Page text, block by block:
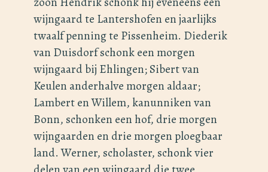
wijngaard te Lantershofen en jaarlijks
twaalf penning te Pissenheim. Diederik
van Duisdorf schonk een morgen
wijngaard bij Ehlingen; Sibert van
Keulen anderhalve morgen aldaar;
Lambert en Willem, kanunniken van
Bonn, schonken een hof, drie morgen
wijngaarden en drie morgen ploegbaar
land. Werner, scholaster, schonk vier